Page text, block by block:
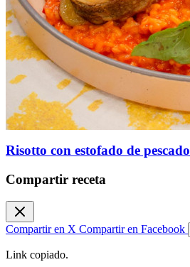
Risotto con estofado de pescado
Compartir receta
Compartir en X Compartir en Facebook
Link copiado.